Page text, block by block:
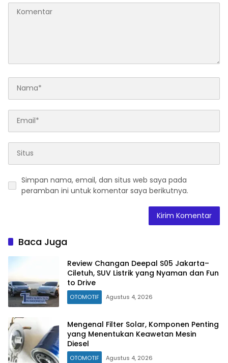
Simpan nama, email, dan situs web saya pada
peramban ini untuk komentar saya berikutnya.
Baca Juga
Review Changan Deepal S05 Jakarta–
Ciletuh, SUV Listrik yang Nyaman dan Fun
to Drive
OTOMOTIF Agustus 4, 2026
Mengenal Filter Solar, Komponen Penting
yang Menentukan Keawetan Mesin
Diesel
OTOMOTIF Agustus 4, 2026